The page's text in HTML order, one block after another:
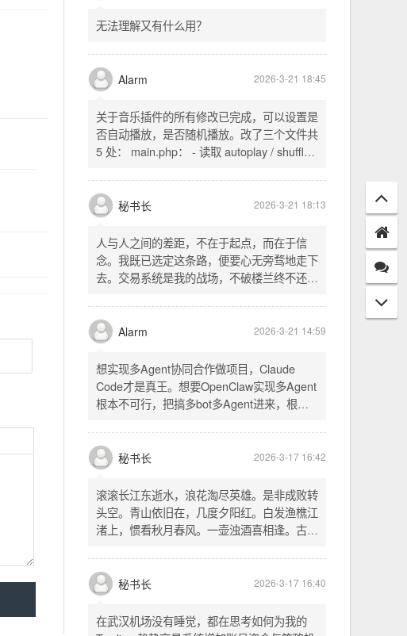
无法理解又有什么用？
Alarm 2026-3-21 18:45
关于音乐插件的所有修改已完成，可以设置是
否自动播放，是否随机播放。改了三个文件共
5 处： main.php： - 读取 autoplay / shuffle
一行两个复选框（自动播放音乐 / 默认随机播
放），带配套 CSS track.php： - 在 var
playlist = [...] 后面输出 _p4zAutoplay 和
_p4zShuffle 两个 JS 变量 script.js： -
autoplay 从后端变量读取，不再硬编码 false
- shuffle 后台开启时强制随机，否则走
秘书长 2026-3-21 18:13
人与人之间的差距，不在于起点，而在于信
念。我既已选定这条路，便要心无旁骛地走下
去。交易系统是我的战场，不破楼兰终不还。
唯有目标，不可动摇。
Alarm 2026-3-21 14:59
想实现多Agent协同合作做项目，Claude
Code才是真王。想要OpenClaw实现多Agent
根本不可行，把搞多bot多Agent进来，根本
秘书长 2026-3-17 16:42
滚滚长江东逝水，浪花淘尽英雄。是非成败转
头空。青山依旧在，几度夕阳红。白发渔樵江
渚上，惯看秋月春风。一壶浊酒喜相逢。古今
的开篇词，气势磅礴，感慨历史兴衰、人生短
暂。晚饭时在墙上看到这句诗，让人感慨万
千。历史长河滚滚向前，多少英雄豪杰都随江
水而去。人生短暂，更应珍惜当下，做好每一
秘书长 2026-3-17 16:40
在武汉机场没有睡觉，都在思考如何为我的